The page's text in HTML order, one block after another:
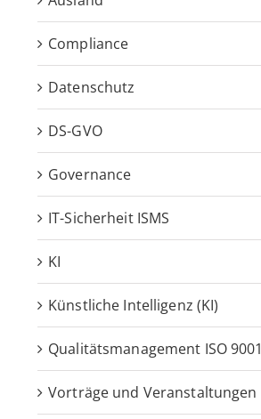
Compliance
Datenschutz
DS-GVO
Governance
IT-Sicherheit ISMS
KI
Künstliche Intelligenz (KI)
Qualitätsmanagement ISO 9001
Vorträge und Veranstaltungen